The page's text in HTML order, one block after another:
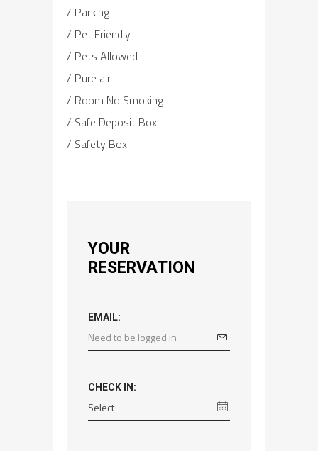
Parking
Pet Friendly
Pets Allowed
Pure air
Room No Smoking
Safe Deposit Box
Safety Box
YOUR
RESERVATION
EMAIL:
CHECK IN: